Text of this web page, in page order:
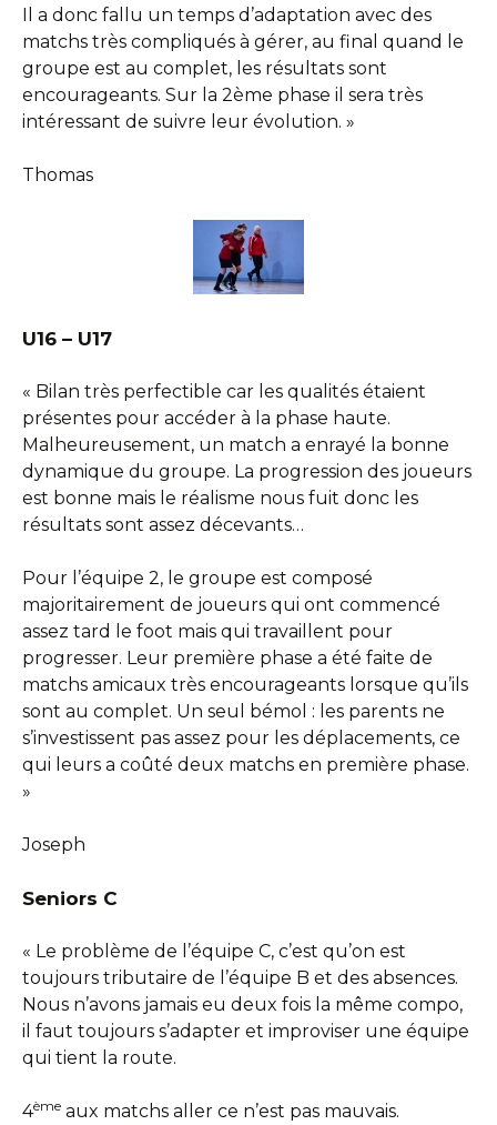
Il a donc fallu un temps d’adaptation avec des
matchs très compliqués à gérer, au final quand le
groupe est au complet, les résultats sont
encourageants. Sur la 2ème phase il sera très
intéressant de suivre leur évolution. »
Thomas
U16 – U17
« Bilan très perfectible car les qualités étaient
présentes pour accéder à la phase haute.
Malheureusement, un match a enrayé la bonne
dynamique du groupe. La progression des joueurs
est bonne mais le réalisme nous fuit donc les
résultats sont assez décevants…
Pour l’équipe 2, le groupe est composé
majoritairement de joueurs qui ont commencé
assez tard le foot mais qui travaillent pour
progresser. Leur première phase a été faite de
matchs amicaux très encourageants lorsque qu’ils
sont au complet. Un seul bémol : les parents ne
s’investissent pas assez pour les déplacements, ce
qui leurs a coûté deux matchs en première phase.
»
Joseph
Seniors C
« Le problème de l’équipe C, c’est qu’on est
toujours tributaire de l’équipe B et des absences.
Nous n’avons jamais eu deux fois la même compo,
il faut toujours s’adapter et improviser une équipe
qui tient la route.
4ème aux matchs aller ce n’est pas mauvais.